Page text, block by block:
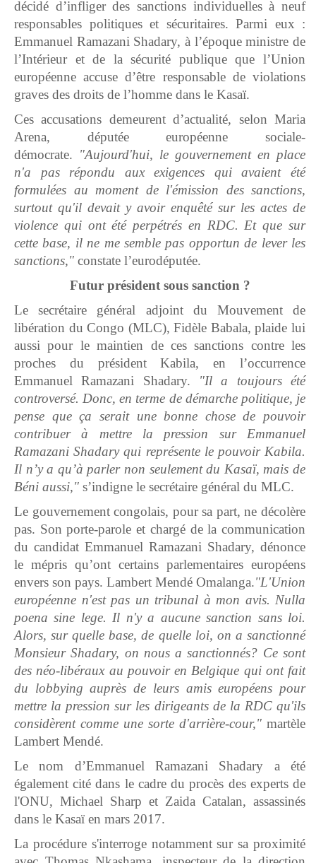
décidé d’infliger des sanctions individuelles à neuf
responsables politiques et sécuritaires. Parmi eux :
Emmanuel Ramazani Shadary, à l’époque ministre de
l’Intérieur et de la sécurité publique que l’Union
européenne accuse d’être responsable de violations
graves des droits de l’homme dans le Kasaï.
Ces accusations demeurent d’actualité, selon Maria
Arena, députée européenne sociale-
démocrate. "Aujourd'hui, le gouvernement en place
n'a pas répondu aux exigences qui avaient été
formulées au moment de l'émission des sanctions,
surtout qu'il devait y avoir enquêté sur les actes de
violence qui ont été perpétrés en RDC. Et que sur
cette base, il ne me semble pas opportun de lever les
sanctions," constate l’eurodéputée.
Futur président sous sanction ?
Le secrétaire général adjoint du Mouvement de
libération du Congo (MLC), Fidèle Babala, plaide lui
aussi pour le maintien de ces sanctions contre les
proches du président Kabila, en l’occurrence
Emmanuel Ramazani Shadary. "Il a toujours été
controversé. Donc, en terme de démarche politique, je
pense que ça serait une bonne chose de pouvoir
contribuer à mettre la pression sur Emmanuel
Ramazani Shadary qui représente le pouvoir Kabila.
Il n’y a qu’à parler non seulement du Kasaï, mais de
Béni aussi," s’indigne le secrétaire général du MLC.
Le gouvernement congolais, pour sa part, ne décolère
pas. Son porte-parole et chargé de la communication
du candidat Emmanuel Ramazani Shadary, dénonce
le mépris qu’ont certains parlementaires européens
envers son pays. Lambert Mendé Omalanga."L'Union
européenne n'est pas un tribunal à mon avis. Nulla
poena sine lege. Il n'y a aucune sanction sans loi.
Alors, sur quelle base, de quelle loi, on a sanctionné
Monsieur Shadary, on nous a sanctionnés? Ce sont
des néo-libéraux au pouvoir en Belgique qui ont fait
du lobbying auprès de leurs amis européens pour
mettre la pression sur les dirigeants de la RDC qu'ils
considèrent comme une sorte d'arrière-cour," martèle
Lambert Mendé.
Le nom d’Emmanuel Ramazani Shadary a été
également cité dans le cadre du procès des experts de
l'ONU, Michael Sharp et Zaida Catalan, assassinés
dans le Kasaï en mars 2017.
La procédure s'interroge notamment sur sa proximité